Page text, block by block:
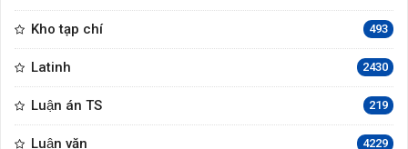
Kho tạp chí 493
Latinh 2430
Luận án TS 219
Luận văn 4229